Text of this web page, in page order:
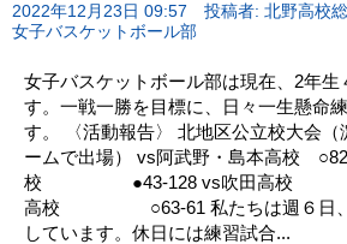
2022年12月23日 09:57 投稿者: 北野高校
女子バスケットボール部
女子バスケットボール部は現在、2年生
す。一戦一勝を目標に、日々一生懸命
す。 〈活動報告〉 北地区公立校大会（
ームで出場） vs阿武野・島本高校
校 ●43-128 vs吹田高校
高校 ○63-61 私たちは週６日、
しています。休日には練習試合...